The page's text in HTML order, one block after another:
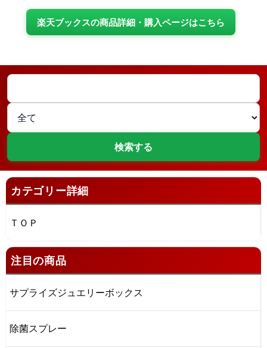
楽天ブックスの商品詳細・購入ページはこちら
カテゴリー詳細
ＴＯＰ
注目の商品
サプライズジュエリーボックス
除菌スプレー